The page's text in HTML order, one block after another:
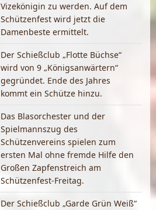
Vizekönigin zu werden. Auf dem
Schützenfest wird jetzt die
Damenbeste ermittelt.
Der Schießclub „Flotte Büchse“
wird von 9 „Königsanwärtern“
gegründet. Ende des Jahres
kommt ein Schütze hinzu.
Das Blasorchester und der
Spielmannszug des
Schützenvereins spielen zum
ersten Mal ohne fremde Hilfe den
Großen Zapfenstreich am
Schützenfest-Freitag.
Der Schießclub „Garde Grün Weiß“